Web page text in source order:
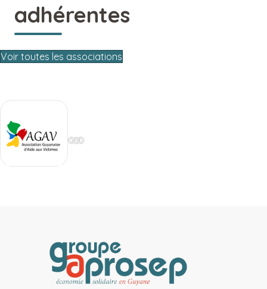
adhérentes
Voir toutes les associations